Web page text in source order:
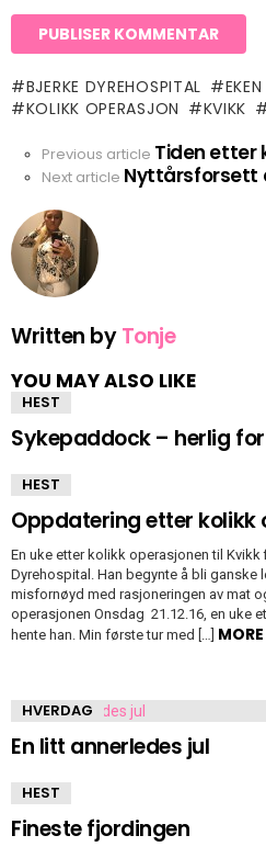
BJERKE DYREHOSPITAL EKEN
KOLIKK OPERASJON
KVIKK
See
more
Previous article Tiden etter
Next article Nyttårsforsett
Written byTonje
YOU MAY ALSO LIKE
HEST
Sykepaddock – herlig
HEST
Oppdatering etter kolikk
En uke etter kolikk operasjonen til
Dyrehospital. Han begynte å bli ganske
misfornøyd med rasjoneringen av mat
operasjonen Onsdag 21.12.16, en uke
hente han. Min første tur med […] MORE
HVERDAG
En litt annerledes jul
HEST
Fineste fjordingen